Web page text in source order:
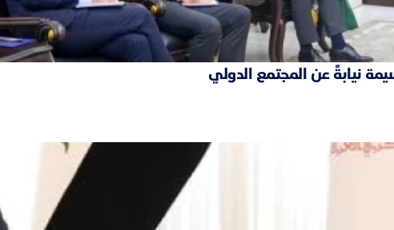
نيابةً عن المجتمع الدولي